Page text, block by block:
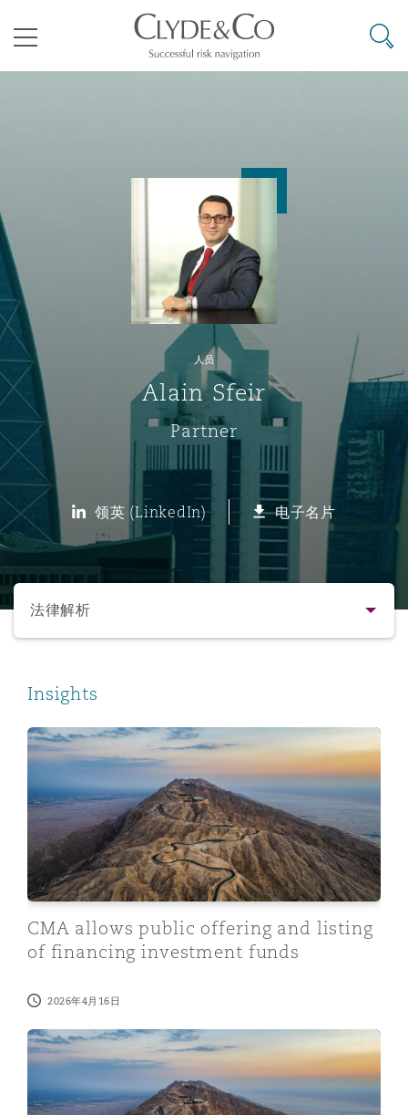
Carrier Liability
Commerical Dispute
Debt Recovery
Emergency Response & Crisis
Management
Finance & Leasing
MRO (Maintenance, Repair &
Non-Contentious
Regulatory
业与咨询 公司
企业、商业与合规保险
数据保护与隐私权
劳动、养老金和移民n
金融
议解决
Commercial Disputes
Commercial Litigation
源、海洋与贸易
Marine
Trade & Commodities
险和再保险
Casualty
Corporate, Commercial &
Insurance
Cyber Risk
Employers' & Public Liability
Employment Practices
Healthcare
Insurance Coverage
Marine
Product Liability & Recall
目和建筑工程
环境保护法
基础设施
PPP/PFI
Public Procurement
房地产
管法规与调查
Compliance
External Investigations
Financial Services
Fraud & White-Collar Crime
Internal Investigations
Code
& Co Newton - 解锁智能索赔新模式
议融资
Eco Audit
普敦
累斯萨拉姆
翰内斯堡
罗比 – 联营办公室
京
里斯班
庆
港
隆坡 – 联营办公室
尔本
德里 – 联营办公室
斯
海
加坡
兰巴托 – 联营办公室
西哥城
约热内卢
地亚哥 – 联营办公室
保罗
罗
哈
拜
达
雅得
士顿
尔加里
加哥
拉斯
佛
萨斯城
斯维加斯
杉矶
阿密
特利尔
约
尔法斯特
明翰
里斯托尔
里
柏林（圣史蒂芬绿地大厦）
塞尔多夫
拉斯哥（G1大厦）
尔福德
物浦
目录
其礼律所事务所
搜寻
人员
Alain Sfeir
Partner
领英 (LinkedIn) 电子名片
选择所需部分
法律解析
法律解析
Insights
CMA allows public offering and listing of financing
CMA allows public offering and listing
of financing investment funds
2026年4月16日
Saudi Arabia’s new Beneficial Owner Rules: Key